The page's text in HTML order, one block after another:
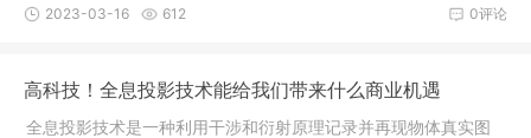
带来全新的体验。1、全息投影可以打造沉浸式主题，以全息投影
浸式互动游戏，比如“
0评论
2023-03-16 612
高科技！全息投影技术能给我们带来什么商业机遇
全息投影技术是一种利用干涉和衍射原理记录并再现物体真实图